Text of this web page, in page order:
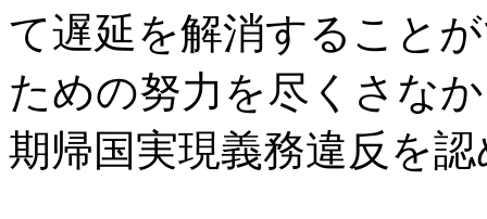
て遅延を解消すること
ための努力を尽くさな
期帰国実現義務違反を